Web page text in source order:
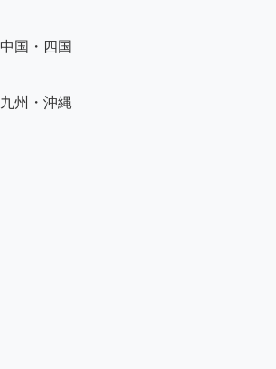
中国・四国
九州・沖縄